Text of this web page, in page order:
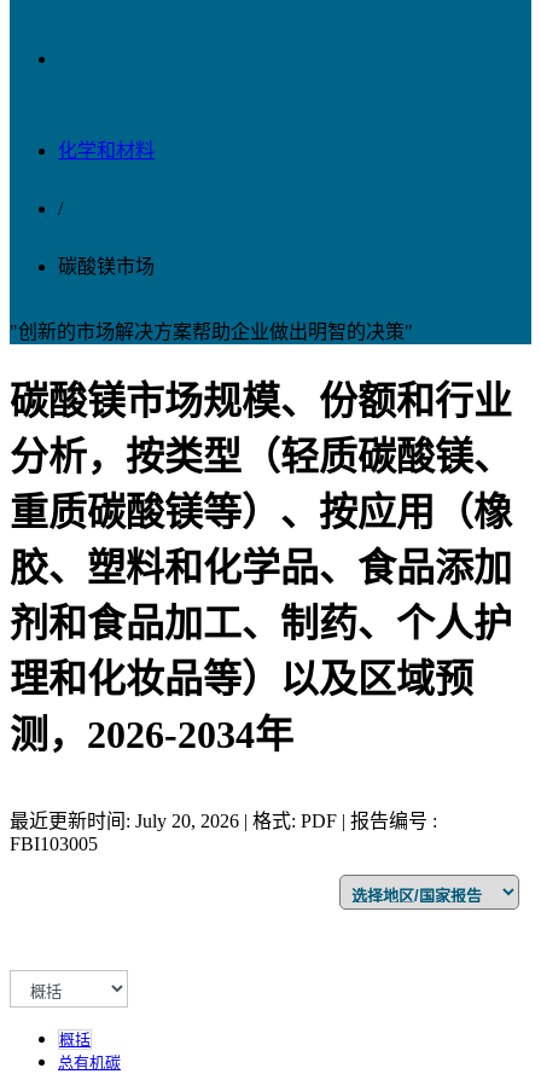
化学和材料
/
碳酸镁市场
"创新的市场解决方案帮助企业做出明智的决策"
碳酸镁市场规模、份额和行业
分析，按类型（轻质碳酸镁、
重质碳酸镁等）、按应用（橡
胶、塑料和化学品、食品添加
剂和食品加工、制药、个人护
理和化妆品等）以及区域预
测，2026-2034年
最近更新时间: July 20, 2026 | 格式: PDF | 报告编号 :
FBI103005
概括
总有机碳